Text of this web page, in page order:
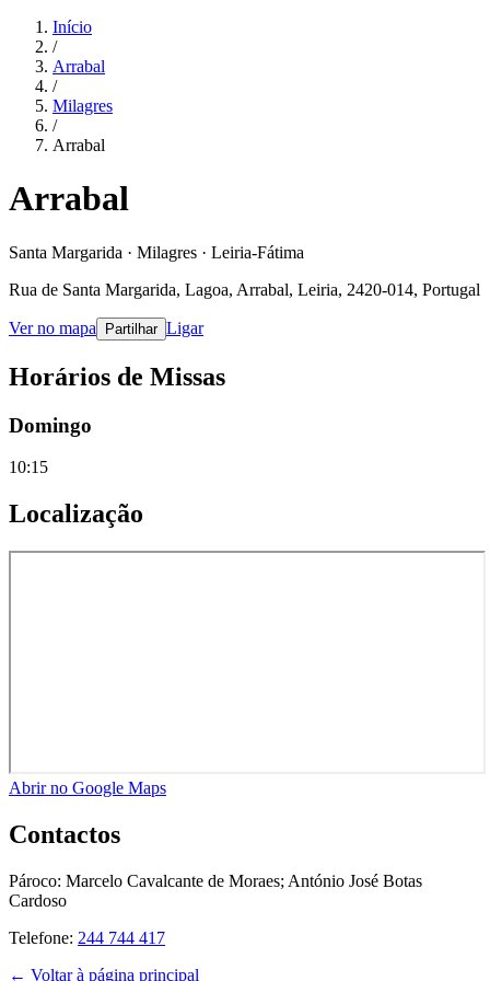
Início
/
Arrabal
/
Milagres
/
Arrabal
Arrabal
Santa Margarida · Milagres · Leiria-Fátima
Rua de Santa Margarida, Lagoa, Arrabal, Leiria, 2420-014, Portugal
Ver no mapa Partilhar Ligar
Horários de Missas
Domingo
10:15
Localização
Abrir no Google Maps
Contactos
Pároco: Marcelo Cavalcante de Moraes; António José Botas
Cardoso
Telefone: 244 744 417
← Voltar à página principal